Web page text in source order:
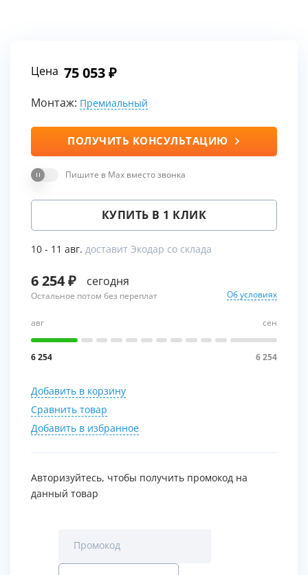
Цена 75 053
Монтаж: Премиальный
ПОЛУЧИТЬ КОНСУЛЬТАЦИЮ
Пишите в Max вместо звонка
КУПИТЬ В 1 КЛИК
10 - 11 авг. доставит Экодар со склада
6 254 сегодня
Остальное потом без переплат Об условиях
авг
6 254
сен
6 254
Добавить в корзину
Сравнить товар
Добавить в избранное
Авторизуйтесь, чтобы получить промокод на
данный товар
Промокод